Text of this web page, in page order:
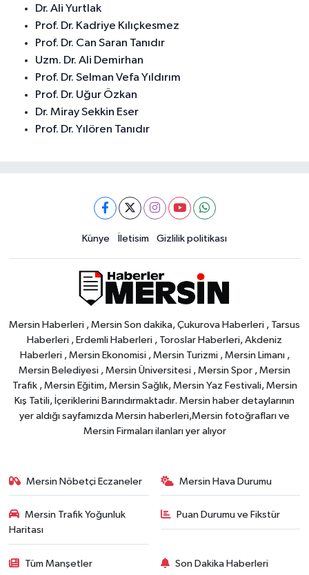
Dr. Ali Yurtlak
Prof. Dr. Kadriye Kılıçkesmez
Prof. Dr. Can Saran Tanıdır
Uzm. Dr. Ali Demirhan
Prof. Dr. Selman Vefa Yıldırım
Prof. Dr. Uğur Özkan
Dr. Miray Sekkin Eser
Prof. Dr. Yılören Tanıdır
Künye İletisim Gizlilik politikası
Mersin Haberleri , Mersin Son dakika, Çukurova Haberleri , Tarsus
Haberleri , Erdemli Haberleri , Toroslar Haberleri, Akdeniz
Haberleri , Mersin Ekonomisi , Mersin Turizmi , Mersin Limanı ,
Mersin Belediyesi , Mersin Üniversitesi , Mersin Spor , Mersin
Trafik , Mersin Eğitim, Mersin Sağlık, Mersin Yaz Festivali, Mersin
Kış Tatili, İçeriklerini Barındırmaktadır. Mersin haber detaylarının
yer aldığı sayfamızda Mersin haberleri,Mersin fotoğrafları ve
Mersin Firmaları ilanları yer alıyor
Mersin Nöbetçi Eczaneler Mersin Hava Durumu
Mersin Trafik Yoğunluk
Haritası
Puan Durumu ve Fikstür
Tüm Manşetler Son Dakika Haberleri